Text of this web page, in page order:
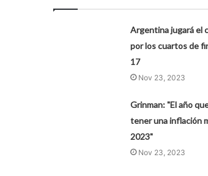
Argentina jugará el
por los cuartos de
17
Nov 23, 2023
Grinman: "El año
tener una inflación
2023"
Nov 23, 2023